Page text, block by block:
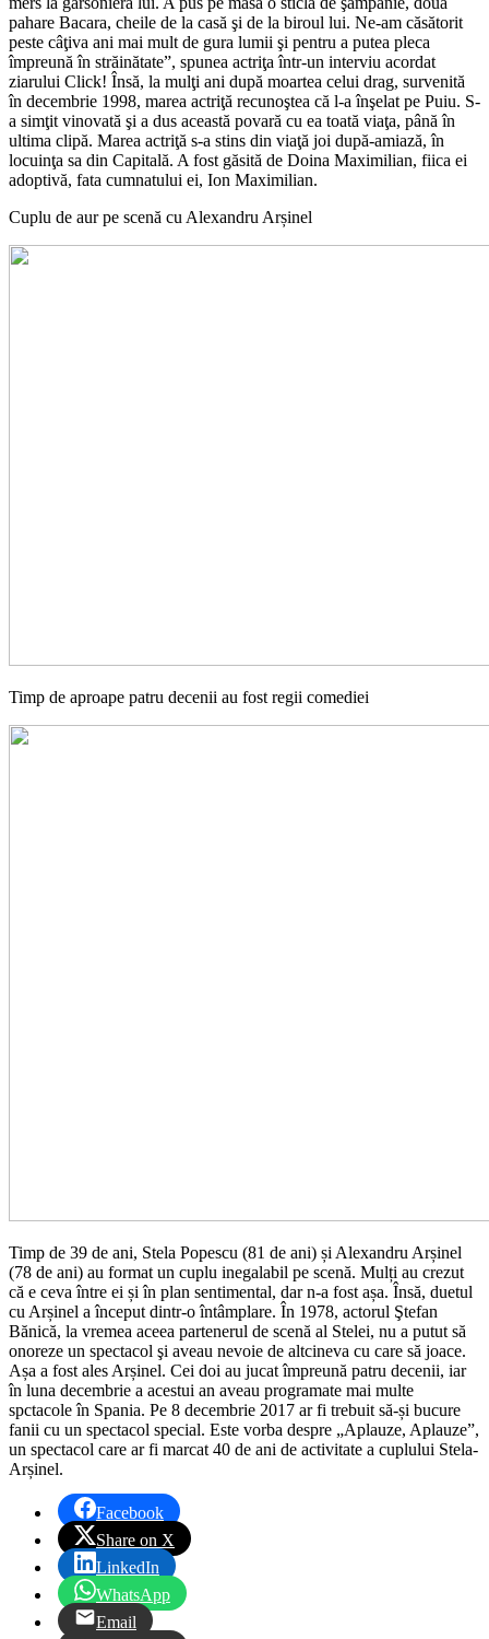
pahare Bacara, cheile de la casă şi de la biroul lui. Ne-am căsătorit
peste câţiva ani mai mult de gura lumii şi pentru a putea pleca
împreună în străinătate”, spunea actriţa într-un interviu acordat
ziarului Click! Însă, la mulţi ani după moartea celui drag, survenită
în decembrie 1998, marea actriţă recunoştea că l-a înşelat pe Puiu. S-
a simţit vinovată şi a dus această povară cu ea toată viaţa, până în
ultima clipă. Marea actriţă s-a stins din viaţă joi după-amiază, în
locuinţa sa din Capitală. A fost găsită de Doina Maximilian, fiica ei
adoptivă, fata cumnatului ei, Ion Maximilian.
Cuplu de aur pe scenă cu Alexandru Arșinel
Timp de aproape patru decenii au fost regii comediei
Timp de 39 de ani, Stela Popescu (81 de ani) și Alexandru Arșinel
(78 de ani) au format un cuplu inegalabil pe scenă. Mulți au crezut
că e ceva între ei și în plan sentimental, dar n-a fost așa. Însă, duetul
cu Arșinel a început dintr-o întâmplare. În 1978, actorul Ştefan
Bănică, la vremea aceea partenerul de scenă al Stelei, nu a putut să
onoreze un spectacol şi aveau nevoie de altcineva cu care să joace.
Așa a fost ales Arșinel. Cei doi au jucat împreună patru decenii, iar
în luna decembrie a acestui an aveau programate mai multe
spctacole în Spania. Pe 8 decembrie 2017 ar fi trebuit să-și bucure
fanii cu un spectacol special. Este vorba despre „Aplauze, Aplauze”,
un spectacol care ar fi marcat 40 de ani de activitate a cuplului Stela-
Arșinel.
Facebook
Share on X
LinkedIn
WhatsApp
Email